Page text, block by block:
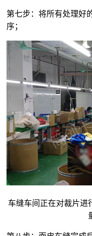
第七步：将所有处理好
序；
车缝车间正在对裁片进